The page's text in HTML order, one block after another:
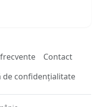
Contact
de confidențialitate